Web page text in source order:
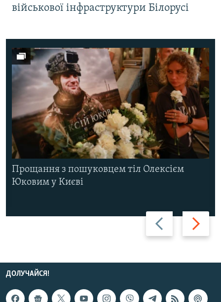
військової інфраструктури Білорусі
Назад Вперед
Прощання з пошуковцем тіл Олексієм
Юковим у Києві
ДОЛУЧАЙСЯ!